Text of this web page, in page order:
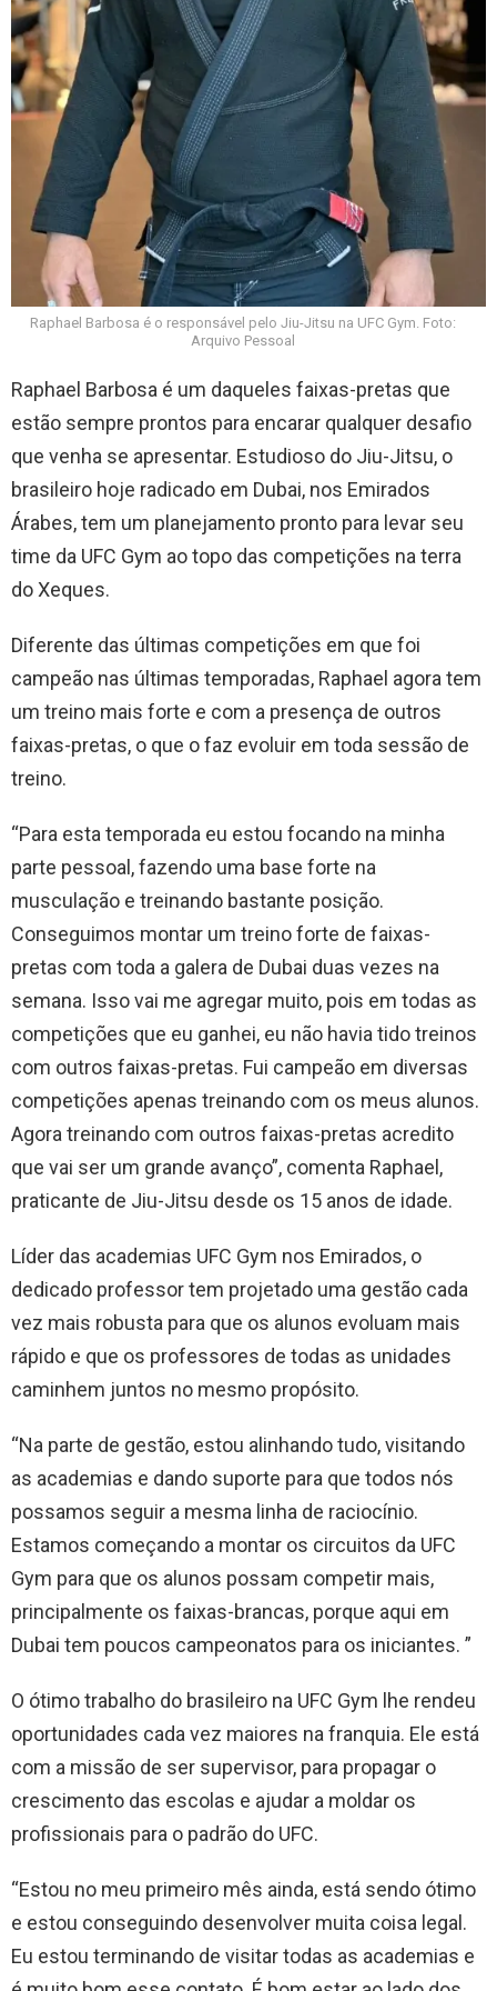
Raphael Barbosa é o responsável pelo Jiu-Jitsu na UFC Gym. Foto:
Arquivo Pessoal
Raphael Barbosa é um daqueles faixas-pretas que
estão sempre prontos para encarar qualquer desafio
que venha se apresentar. Estudioso do Jiu-Jitsu, o
brasileiro hoje radicado em Dubai, nos Emirados
Árabes, tem um planejamento pronto para levar seu
time da UFC Gym ao topo das competições na terra
do Xeques.
Diferente das últimas competições em que foi
campeão nas últimas temporadas, Raphael agora tem
um treino mais forte e com a presença de outros
faixas-pretas, o que o faz evoluir em toda sessão de
treino.
“Para esta temporada eu estou focando na minha
parte pessoal, fazendo uma base forte na
musculação e treinando bastante posição.
Conseguimos montar um treino forte de faixas-
pretas com toda a galera de Dubai duas vezes na
semana. Isso vai me agregar muito, pois em todas as
competições que eu ganhei, eu não havia tido treinos
com outros faixas-pretas. Fui campeão em diversas
competições apenas treinando com os meus alunos.
Agora treinando com outros faixas-pretas acredito
que vai ser um grande avanço”, comenta Raphael,
praticante de Jiu-Jitsu desde os 15 anos de idade.
Líder das academias UFC Gym nos Emirados, o
dedicado professor tem projetado uma gestão cada
vez mais robusta para que os alunos evoluam mais
rápido e que os professores de todas as unidades
caminhem juntos no mesmo propósito.
“Na parte de gestão, estou alinhando tudo, visitando
as academias e dando suporte para que todos nós
possamos seguir a mesma linha de raciocínio.
Estamos começando a montar os circuitos da UFC
Gym para que os alunos possam competir mais,
principalmente os faixas-brancas, porque aqui em
Dubai tem poucos campeonatos para os iniciantes. ”
O ótimo trabalho do brasileiro na UFC Gym lhe rendeu
oportunidades cada vez maiores na franquia. Ele está
com a missão de ser supervisor, para propagar o
crescimento das escolas e ajudar a moldar os
profissionais para o padrão do UFC.
“Estou no meu primeiro mês ainda, está sendo ótimo
e estou conseguindo desenvolver muita coisa legal.
Eu estou terminando de visitar todas as academias e